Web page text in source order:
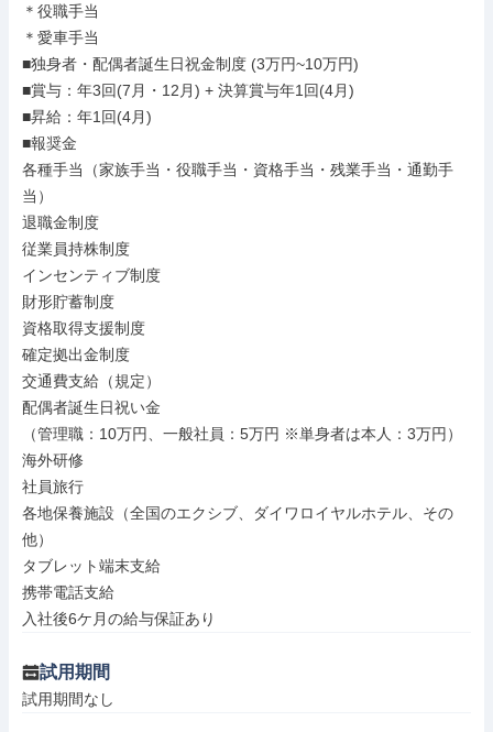
＊役職手当
＊愛車手当
■独身者・配偶者誕生日祝金制度 (3万円~10万円)
■賞与：年3回(7月・12月) + 決算賞与年1回(4月)
■昇給：年1回(4月)
■報奨金
各種手当（家族手当・役職手当・資格手当・残業手当・通勤手
当）
退職金制度
従業員持株制度
インセンティブ制度
財形貯蓄制度
資格取得支援制度
確定拠出金制度
交通費支給（規定）
配偶者誕生日祝い金
（管理職：10万円、一般社員：5万円 ※単身者は本人：3万円）
海外研修
社員旅行
各地保養施設（全国のエクシブ、ダイワロイヤルホテル、その
他）
タブレット端末支給
携帯電話支給
入社後6ケ月の給与保証あり
試用期間
試用期間なし